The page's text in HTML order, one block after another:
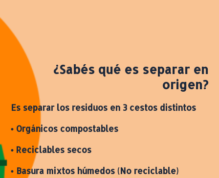
¿Sabés qué es separar en
origen?
Es separar los residuos en 3cestos distintos
• Orgánicos compostables
• Reciclables secos
• Basuramixtos húmedos (No reciclable)